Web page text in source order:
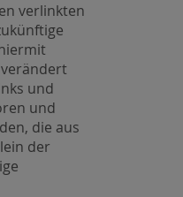
verlinkten
und
und
die aus
der